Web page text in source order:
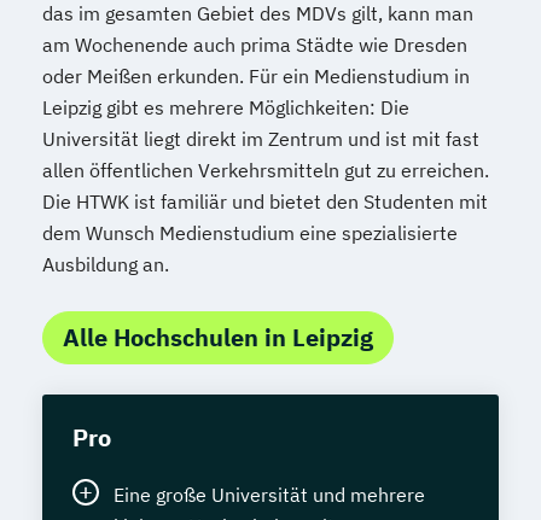
das im gesamten Gebiet des MDVs gilt, kann man
am Wochenende auch prima Städte wie Dresden
oder Meißen erkunden. Für ein Medienstudium in
Leipzig gibt es mehrere Möglichkeiten: Die
Universität liegt direkt im Zentrum und ist mit fast
allen öffentlichen Verkehrsmitteln gut zu erreichen.
Die HTWK ist familiär und bietet den Studenten mit
dem Wunsch Medienstudium eine spezialisierte
Ausbildung an.
Alle Hochschulen in Leipzig
Pro
Eine große Universität und mehrere